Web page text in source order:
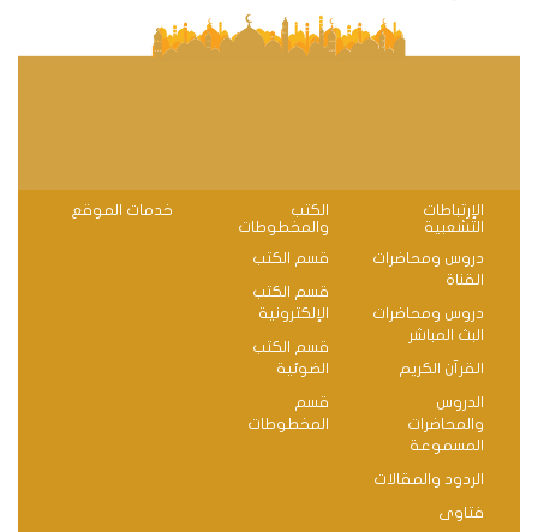
الإرتباطات
التشعبية
دروس ومحاضرات
القناة
دروس ومحاضرات
البث المباشر
القرآن الكريم
الدروس
والمحاضرات
المسموعة
الردود والمقالات
فتاوى
الكتب
والمخطوطات
قسم الكتب
قسم الكتب
الإلكترونية
قسم الكتب
الضوئية
قسم
المخطوطات
خدمات الموقع